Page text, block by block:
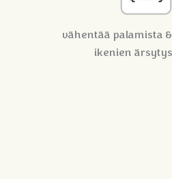
vähentää palamista &
ikenien ärsytys